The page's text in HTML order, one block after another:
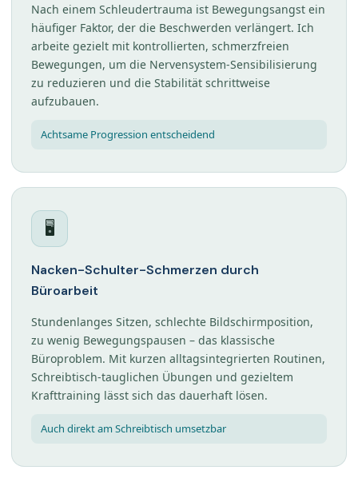
Nach einem Schleudertrauma ist Bewegungsangst ein
häufiger Faktor, der die Beschwerden verlängert. Ich
arbeite gezielt mit kontrollierten, schmerzfreien
Bewegungen, um die Nervensystem-Sensibilisierung
zu reduzieren und die Stabilität schrittweise
aufzubauen.
Achtsame Progression entscheidend
🖥️
Nacken-Schulter-Schmerzen durch
Büroarbeit
Stundenlanges Sitzen, schlechte Bildschirmposition,
zu wenig Bewegungspausen – das klassische
Büroproblem. Mit kurzen alltagsintegrierten Routinen,
Schreibtisch-tauglichen Übungen und gezieltem
Krafttraining lässt sich das dauerhaft lösen.
Auch direkt am Schreibtisch umsetzbar